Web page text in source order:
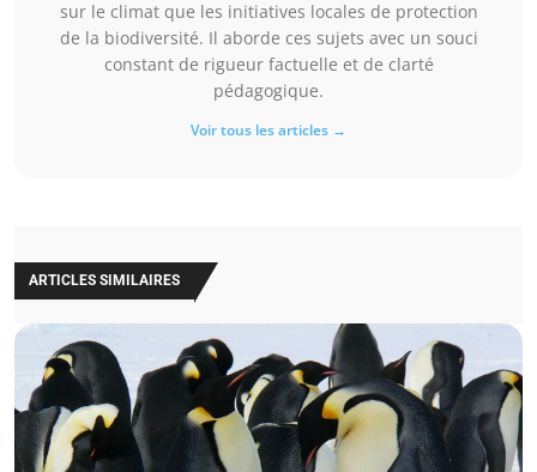
sur le climat que les initiatives locales de protection
de la biodiversité. Il aborde ces sujets avec un souci
constant de rigueur factuelle et de clarté
pédagogique.
Voir tous les articles →
ARTICLES SIMILAIRES